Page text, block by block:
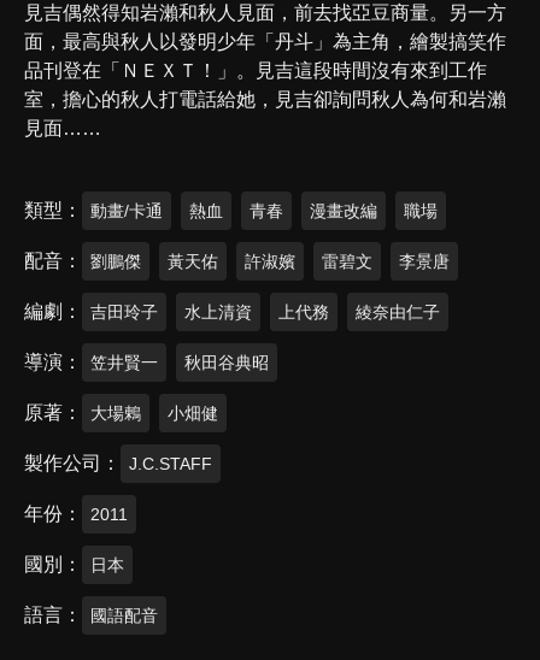
見吉偶然得知岩瀨和秋人見面，前去找亞豆商量。另一方
面，最高與秋人以發明少年「丹斗」為主角，繪製搞笑作
品刊登在「ＮＥＸＴ！」。見吉這段時間沒有來到工作
室，擔心的秋人打電話給她，見吉卻詢問秋人為何和岩瀨
見面……
類型 動畫/卡通 熱血 青春 漫畫改編 職場
配音 劉鵬傑 黃天佑 許淑嬪 雷碧文 李景唐
編劇 吉田玲子 水上清資 上代務 綾奈由仁子
導演 笠井賢一 秋田谷典昭
原著 大場鶇 小畑健
製作公司 J.C.STAFF
年份 2011
國別 日本
語言 國語配音